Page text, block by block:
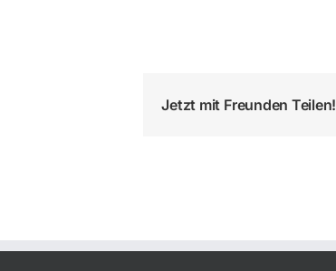
Jetzt mit Freunden Teilen!